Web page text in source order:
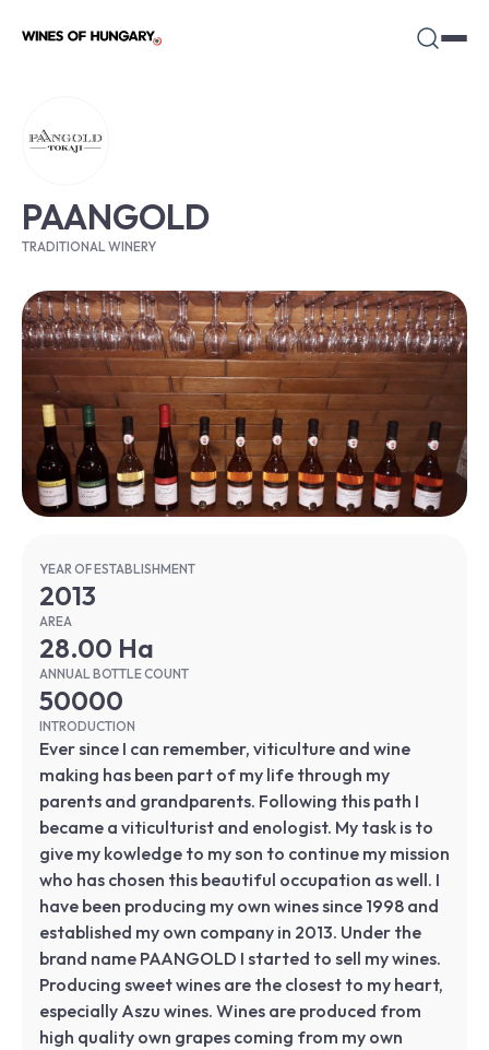
PAANGOLD
TRADITIONAL WINERY
YEAR OF ESTABLISHMENT
2013
AREA
28.00 Ha
ANNUAL BOTTLE COUNT
50000
INTRODUCTION
Ever since I can remember, viticulture and wine
making has been part of my life through my
parents and grandparents. Following this path I
became a viticulturist and enologist. My task is to
give my kowledge to my son to continue my mission
who has chosen this beautiful occupation as well. I
have been producing my own wines since 1998 and
established my own company in 2013. Under the
brand name PAANGOLD I started to sell my wines.
Producing sweet wines are the closest to my heart,
especially Aszu wines. Wines are produced from
high quality own grapes coming from my own